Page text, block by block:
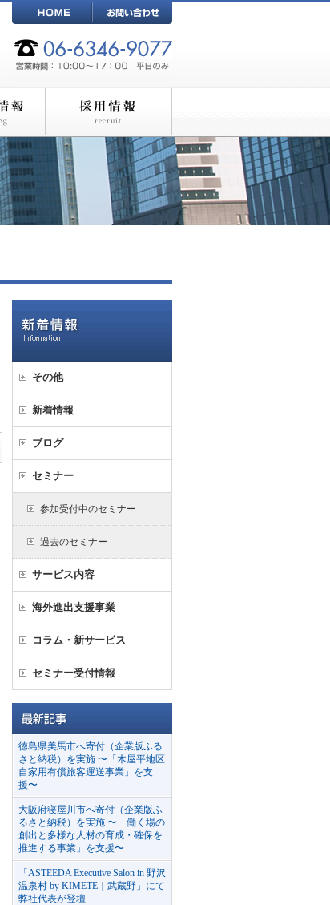
その他
新着情報
ブログ
セミナー
参加受付中のセミナー
過去のセミナー
サービス内容
海外進出支援事業
コラム・新サービス
セミナー受付情報
徳島県美馬市へ寄付（企業版ふる
さと納税）を実施 〜「木屋平地区
自家用有償旅客運送事業」を支
援〜
大阪府寝屋川市へ寄付（企業版ふ
るさと納税）を実施 〜「働く場の
創出と多様な人材の育成・確保を
推進する事業」を支援〜
「ASTEEDA Executive Salon in 野沢
温泉村 by KIMETE｜武蔵野」にて
弊社代表が登壇